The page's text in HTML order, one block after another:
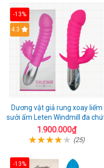
-13%
4.3
Dương vật giả rung xoay liếm
sưởi ấm Leten Windmill đa chức
năng
1.900.000₫
(25)
-13%